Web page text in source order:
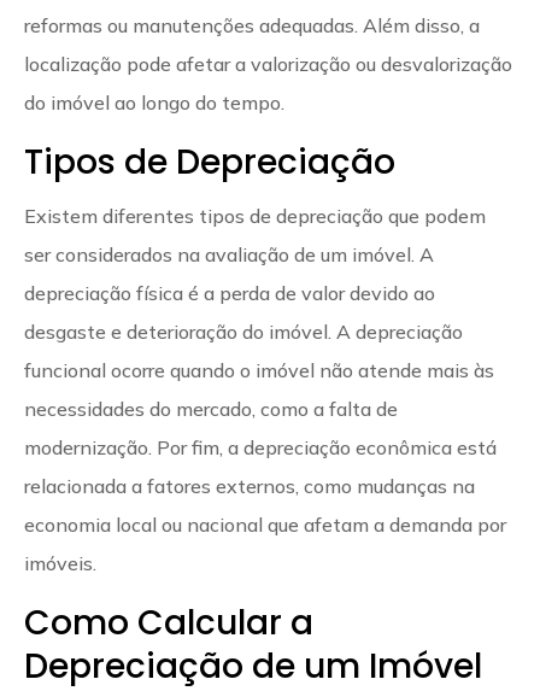
reformas ou manutenções adequadas. Além disso, a
localização pode afetar a valorização ou desvalorização
do imóvel ao longo do tempo.
Tipos de Depreciação
Existem diferentes tipos de depreciação que podem
ser considerados na avaliação de um imóvel. A
depreciação física é a perda de valor devido ao
desgaste e deterioração do imóvel. A depreciação
funcional ocorre quando o imóvel não atende mais às
necessidades do mercado, como a falta de
modernização. Por fim, a depreciação econômica está
relacionada a fatores externos, como mudanças na
economia local ou nacional que afetam a demanda por
imóveis.
Como Calcular a
Depreciação de um Imóvel